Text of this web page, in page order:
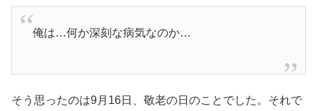
俺は…何か深刻な病気なのか…
そう思ったのは9月16日、敬老の日のことでした。それで